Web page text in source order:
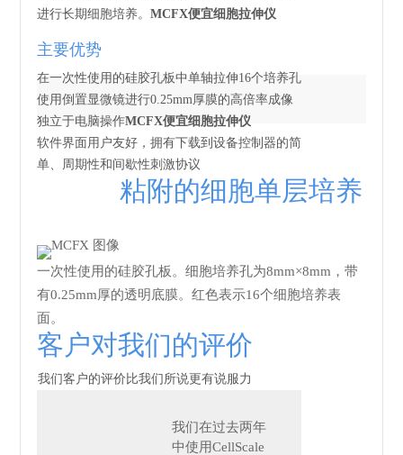
进行长期细胞培养。MCFX便宜细胞拉伸仪
主要优势
在一次性使用的硅胶孔板中单轴拉伸16个培养孔
使用倒置显微镜进行0.25mm厚膜的高倍率成像
独立于电脑操作MCFX便宜细胞拉伸仪
软件界面用户友好，拥有下载到设备控制器的简
单、周期性和间歇性刺激协议
粘附的细胞单层培养
一次性使用的硅胶孔板。细胞培养孔为8mm×8mm，带
有0.25mm厚的透明底膜。红色表示16个细胞培养表
面。
客户对我们的评价
我们客户的评价比我们所说更有说服力
我们在过去两年
中使用CellScale